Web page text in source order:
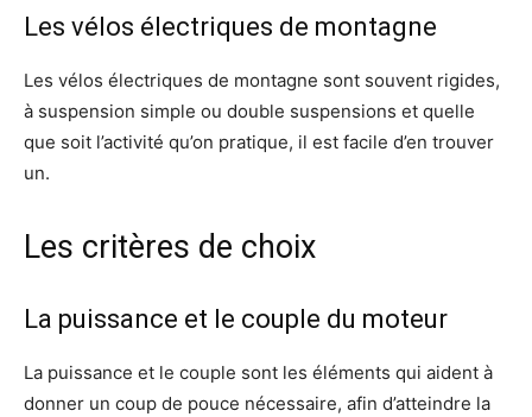
Les vélos électriques de montagne
Les vélos électriques de montagne sont souvent rigides,
à suspension simple ou double suspensions et quelle
que soit l’activité qu’on pratique, il est facile d’en trouver
un.
Les critères de choix
La puissance et le couple du moteur
La puissance et le couple sont les éléments qui aident à
donner un coup de pouce nécessaire, afin d’atteindre la